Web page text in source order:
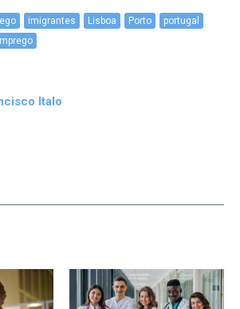
imigrantes Lisboa Porto
portugal
Italo